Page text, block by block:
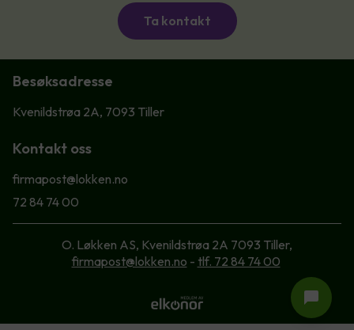
Ta kontakt
Besøksadresse
Kvenildstrøa 2A, 7093 Tiller
Kontakt oss
firmapost@lokken.no
72 84 74 00
O. Løkken AS, Kvenildstrøa 2A 7093 Tiller,
firmapost@lokken.no - tlf. 72 84 74 00